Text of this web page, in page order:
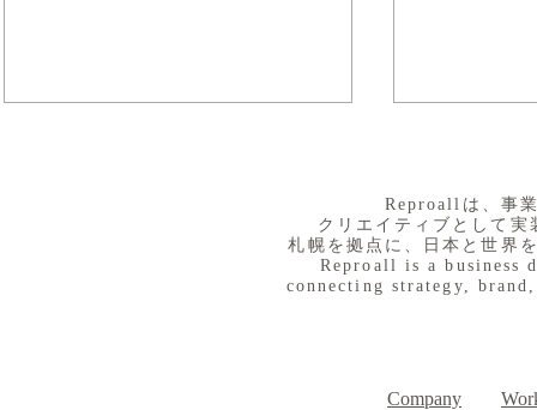
​Reproallは、事
クリエイティブとして
札幌を拠点に、日本と世界
Reproall is a business
connecting strategy,
Company